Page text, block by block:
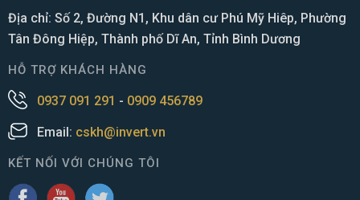
Địa chỉ: Số 2, Đường N1, Khu dân cư Phú Mỹ Hiêp, Phường
Tân Đông Hiệp, Thành phố Dĩ An, Tỉnh Bình Dương
HỖ TRỢ KHÁCH HÀNG
0937 091 291 - 0909 456789
Email: cskh@invert.vn
KẾT NỐI VỚI CHÚNG TÔI